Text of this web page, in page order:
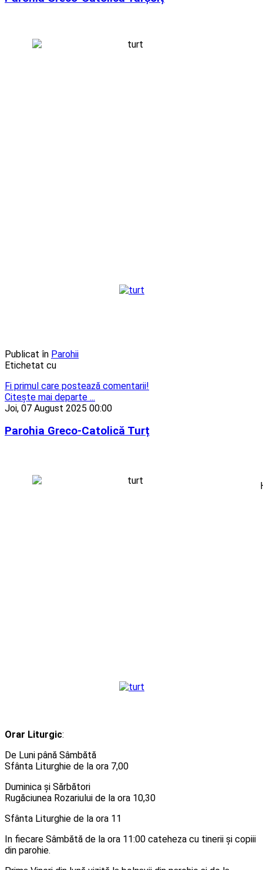
Publicat în Parohii
Etichetat cu
Fi primul care postează comentarii!
Citeşte mai departe ...
Joi, 07 August 2025 00:00
Parohia Greco-Catolică Turț
Orar Liturgic:
De Luni până Sâmbătă
Sfânta Liturghie de la ora 7,00
Duminica și Sărbători
Rugăciunea Rozariului de la ora 10,30
Sfânta Liturghie de la ora 11
In fiecare Sâmbătă de la ora 11:00 cateheza cu tinerii și copiii
din parohie.